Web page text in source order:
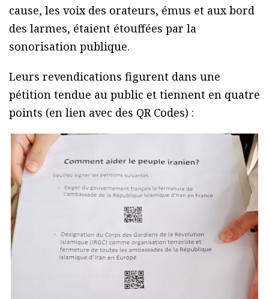
cause, les voix des orateurs, émus et aux bord
des larmes, étaient étouffées par la
sonorisation publique.
Leurs revendications figurent dans une
pétition tendue au public et tiennent en quatre
points (en lien avec des QR Codes) :